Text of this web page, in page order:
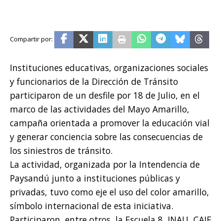
Instituciones educativas, organizaciones sociales
y funcionarios de la Dirección de Tránsito
participaron de un desfile por 18 de Julio, en el
marco de las actividades del Mayo Amarillo,
campaña orientada a promover la educación vial
y generar conciencia sobre las consecuencias de
los siniestros de tránsito.
La actividad, organizada por la Intendencia de
Paysandú junto a instituciones públicas y
privadas, tuvo como eje el uso del color amarillo,
símbolo internacional de esta iniciativa.